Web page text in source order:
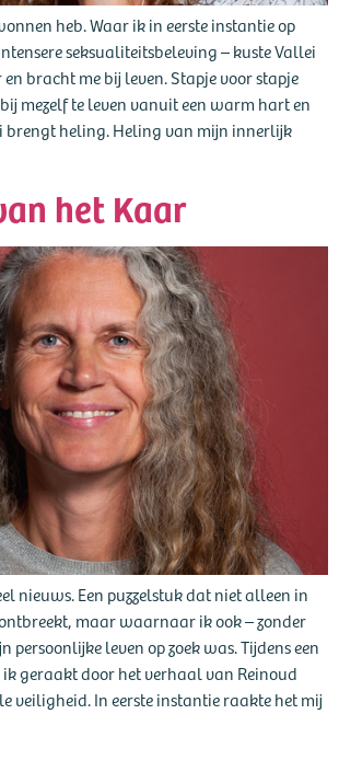
heb. Waar ik in eerste instantie op
seksualiteitsbeleving – kuste Vallei
bracht me bij leven. Stapje voor stapje
mezelf te leven vanuit een warm hart en
brengt heling. Heling van mijn innerlijk
het Kaar
nieuws. Een puzzelstuk dat niet alleen in
maar waarnaar ik ook – zonder
persoonlijke leven op zoek was. Tijdens een
geraakt door het verhaal van Reinoud
veiligheid. In eerste instantie raakte het mij